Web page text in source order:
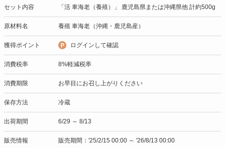
セット内容 「活 車海老（養殖）」 鹿児島県または沖縄県他 計約500g
原材料名 養殖 車海老（沖縄・鹿児島産）
獲得ポイント ログインして確認
消費税率 8%軽減税率
消費期限 お早目にお召し上がりください
保存方法 冷蔵
出荷期間 6/29 ～ 8/13
販売情報 販売期間：'25/2/15 00:00 ～ '26/8/13 00:00